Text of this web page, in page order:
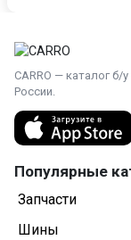
CARRO — каталог б/
России.
Популярные
Запчасти
Шины